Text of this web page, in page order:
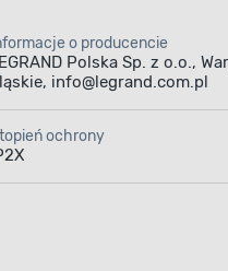
C25A
o producencie
Polska Sp. z o.o.,
info@legrand.com.pl
ochrony